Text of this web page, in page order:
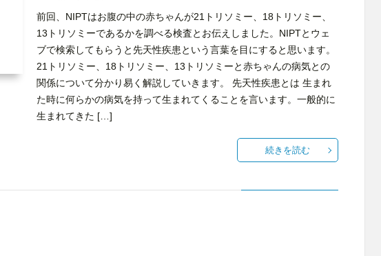
前回、NIPTはお腹の中の赤ちゃんが21トリソミー、18トリソミー、
13トリソミーであるかを調べる検査とお伝えしました。NIPTとウェ
ブで検索してもらうと先天性疾患という言葉を目にすると思います。
21トリソミー、18トリソミー、13トリソミーと赤ちゃんの病気との
関係について分かり易く解説していきます。 先天性疾患とは 生まれ
た時に何らかの病気を持って生まれてくることを言います。一般的に
生まれてきた […]
続きを読む